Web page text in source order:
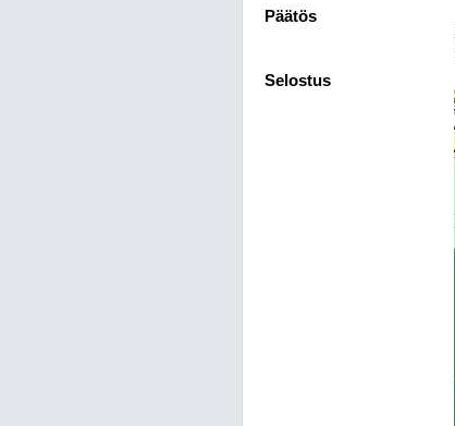
Päätös
Selostus